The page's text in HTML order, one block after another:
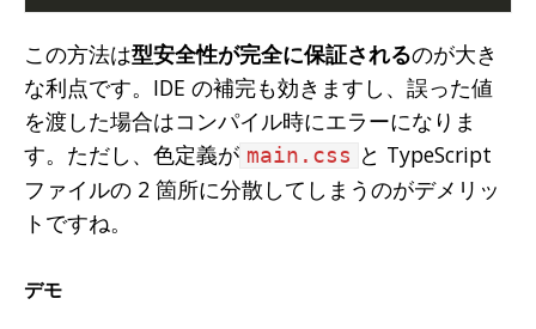
この方法は型安全性が完全に保証されるのが大き
な利点です。IDE の補完も効きますし、誤った値
を渡した場合はコンパイル時にエラーになりま
す。ただし、色定義が main.css と TypeScript
ファイルの 2 箇所に分散してしまうのがデメリッ
トですね。
デモ